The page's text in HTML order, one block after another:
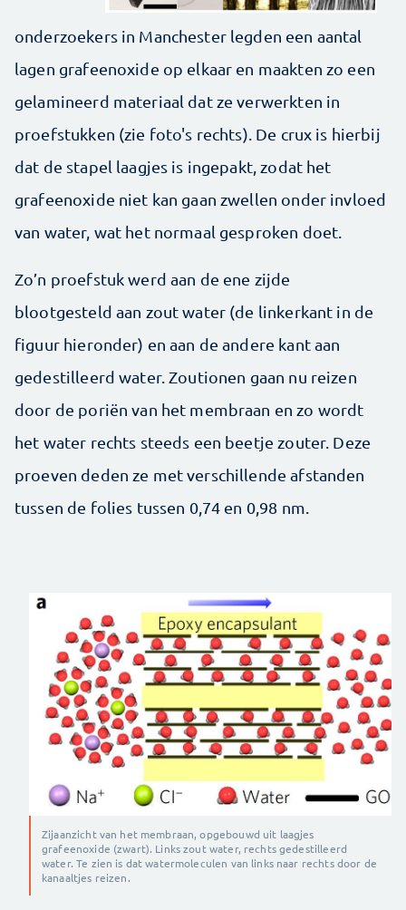
onderzoekers in Manchester legden een aantal
lagen grafeenoxide op elkaar en maakten zo een
gelamineerd materiaal dat ze verwerkten in
proefstukken (zie foto's rechts). De crux is hierbij
dat de stapel laagjes is ingepakt, zodat het
grafeenoxide niet kan gaan zwellen onder invloed
van water, wat het normaal gesproken doet.
Zo’n proefstuk werd aan de ene zijde
blootgesteld aan zout water (de linkerkant in de
figuur hieronder) en aan de andere kant aan
gedestilleerd water. Zoutionen gaan nu reizen
door de poriën van het membraan en zo wordt
het water rechts steeds een beetje zouter. Deze
proeven deden ze met verschillende afstanden
tussen de folies tussen 0,74 en 0,98 nm.
Zijaanzicht van het membraan, opgebouwd uit laagjes
grafeenoxide (zwart). Links zout water, rechts gedestilleerd
water. Te zien is dat watermoleculen van links naar rechts door de
kanaaltjes reizen.